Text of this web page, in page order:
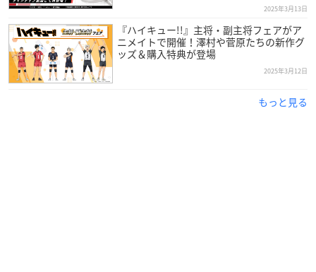
2025年3月13日
『ハイキュー!!』主将・副主将フェアがア
ニメイトで開催！澤村や菅原たちの新作グ
ッズ＆購入特典が登場
2025年3月12日
もっと見る